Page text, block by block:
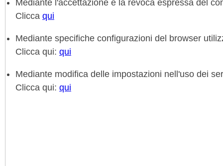
Mediante l'accettazione e la revoca espressa del
Clicca qui
Mediante specifiche configurazioni del browser
Clicca qui: qui
Mediante modifica delle impostazioni nell'uso dei
Clicca qui: qui